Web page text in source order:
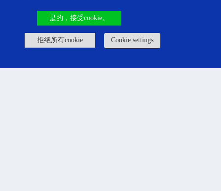
是的，接受cookie。
拒绝所有cookie Cookie settings